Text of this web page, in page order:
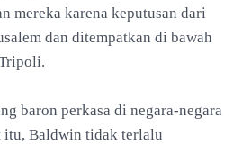
mereka karena keputusan dari
dan ditempatkan di bawah
baron perkasa di negara-negara
itu, Baldwin tidak terlalu